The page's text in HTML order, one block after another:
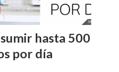
hasta 500
por día